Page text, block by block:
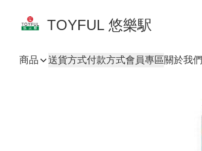
TOYFUL 悠樂駅
商品 送貨方式付款方式會員專區關於我們